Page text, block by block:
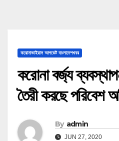
করোনাভাইরাস আপডেট বাংলাদেশখবর
করোনা বর্জ্য
তৈরী করছে পরিবেশ
By admin
JUN 27, 2020